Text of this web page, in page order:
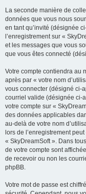
La seconde manière de
données que vous nous
en tant qu’invité (désignée
l’enregistrement sur «
et les messages que vous
que vous êtes connecté
Votre compte contiendra au
après par « votre nom
vous connecter (désigné ci-
courriel valide (désignée ci-
votre compte sur «
des données applicables
au-delà de votre nom
lors de l’enregistrement
« SkyDreamSoft ». Dans
de votre compte sont
de recevoir ou non les
phpBB.
Votre mot de passe est